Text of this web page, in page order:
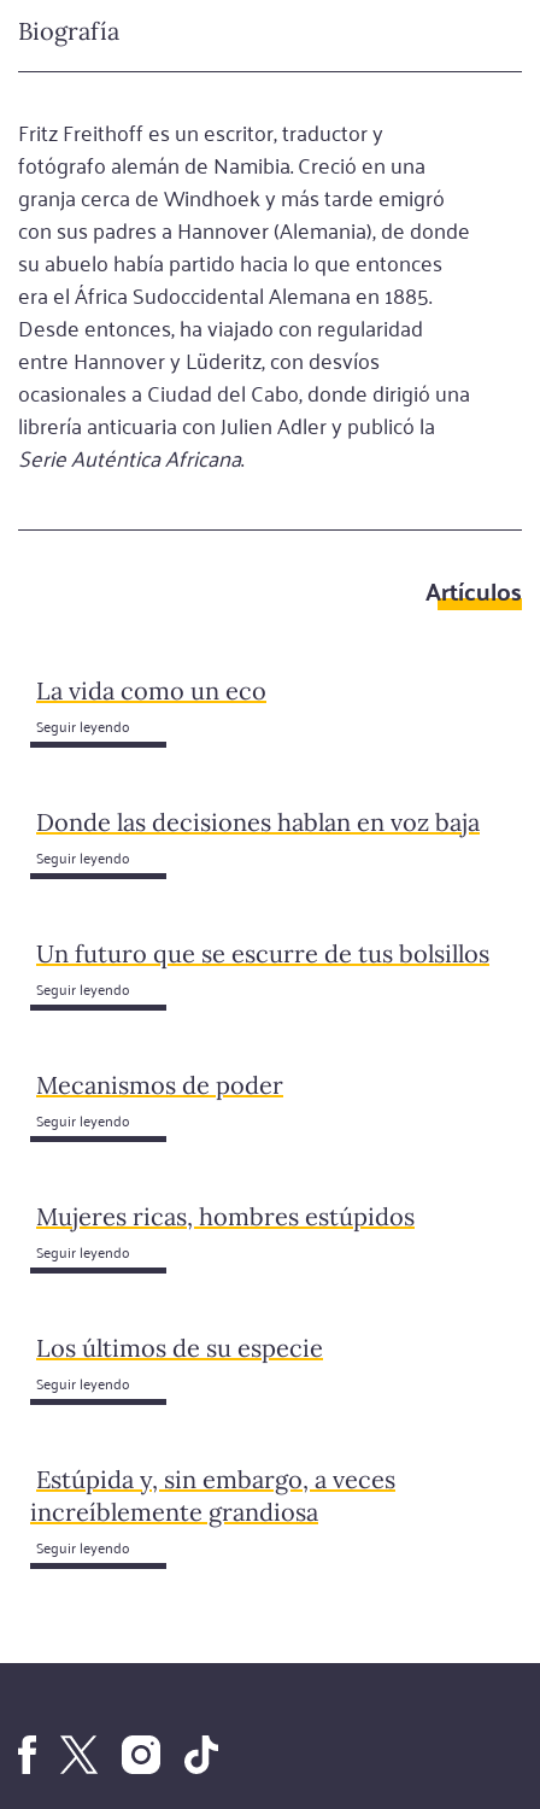
Biografía
Fritz Freithoff es un escritor, traductor y
fotógrafo alemán de Namibia. Creció en una
granja cerca de Windhoek y más tarde emigró
con sus padres a Hannover (Alemania), de donde
su abuelo había partido hacia lo que entonces
era el África Sudoccidental Alemana en 1885.
Desde entonces, ha viajado con regularidad
entre Hannover y Lüderitz, con desvíos
ocasionales a Ciudad del Cabo, donde dirigió una
librería anticuaria con Julien Adler y publicó la
Serie Auténtica Africana.
Artículos
La vida como un eco
Seguir leyendo
Donde las decisiones hablan en voz baja
Seguir leyendo
Un futuro que se escurre de tus bolsillos
Seguir leyendo
Mecanismos de poder
Seguir leyendo
Mujeres ricas, hombres estúpidos
Seguir leyendo
Los últimos de su especie
Seguir leyendo
Estúpida y, sin embargo, a veces
increíblemente grandiosa
Seguir leyendo